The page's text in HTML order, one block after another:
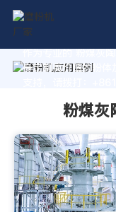
作为专业的 粉煤灰
身定制高价值的粉体
粉煤灰